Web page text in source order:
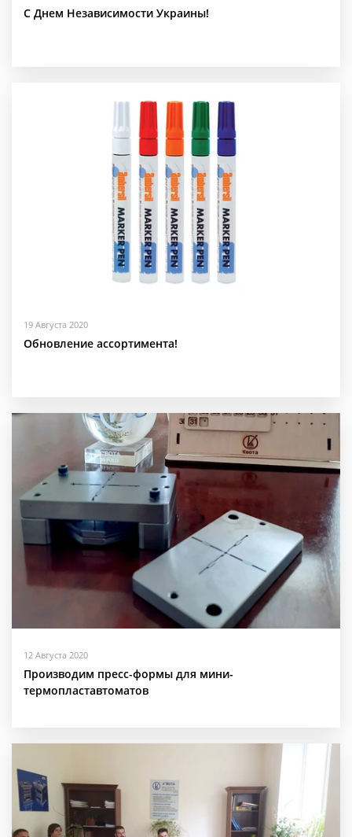
С Днем Независимости Украины!
19 Августа 2020
Обновление ассортимента!
12 Августа 2020
Производим пресс-формы для мини-
термопластавтоматов